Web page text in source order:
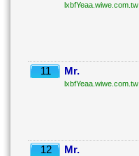
lxbfYeaa.wiwe.com.tw
11 Mr.
lxbfYeaa.wiwe.com.tw
12 Mr.